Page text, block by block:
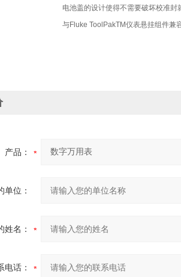
电池盖的设计使得不需要破坏校准封
与Fluke ToolPakTM仪表悬挂组件兼
产品：
单位：
姓名：
电话：